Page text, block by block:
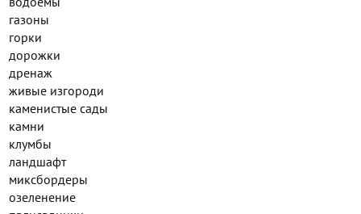
газоны
горки
дорожки
дренаж
живые изгороди
каменистые сады
камни
клумбы
ландшафт
миксбордеры
озеленение